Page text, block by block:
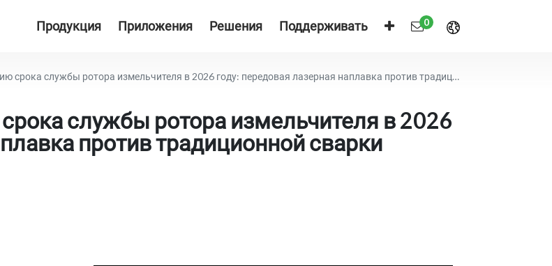
Продукция Приложения Решения Поддерживать 0
службы ротора измельчителя в 2026 году: передовая лазерная наплавка против традиционной сварки
службы ротора измельчителя в 2026
против традиционной сварки